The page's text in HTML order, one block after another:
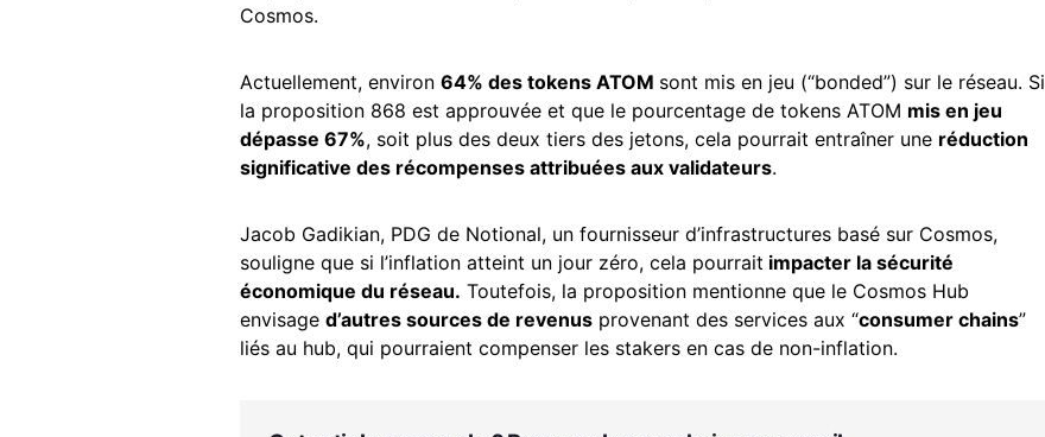
Cosmos.
Actuellement, environ 64% des tokens ATOM sont mis en jeu (“bonded”) sur le réseau. Si
la proposition 868 est approuvée et que le pourcentage de tokens ATOM mis en jeu
dépasse 67%, soit plus des deux tiers des jetons, cela pourrait entraîner une réduction
significative des récompenses attribuées aux validateurs.
Jacob Gadikian, PDG de Notional, un fournisseur d’infrastructures basé sur Cosmos,
souligne que si l’inflation atteint un jour zéro, cela pourrait impacter la sécurité
économique du réseau. Toutefois, la proposition mentionne que le Cosmos Hub
envisage d’autres sources de revenus provenant des services aux “consumer chains”
liés au hub, qui pourraient compenser les stakers en cas de non-inflation.